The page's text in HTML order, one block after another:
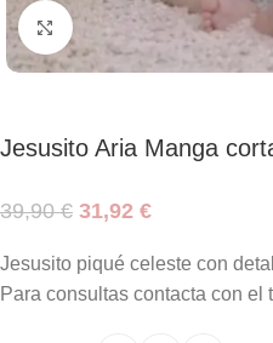
Haga clic para ampliar
Jesusito Aria Manga
39,90€ 31,92 €
Jesusito piqué celeste con
Para consultas contacta con el